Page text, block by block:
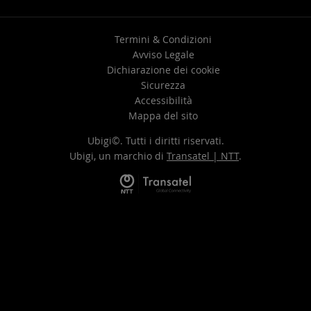
Termini & Condizioni
Avviso Legale
Dichiarazione dei cookie
Sicurezza
Accessibilità
Mappa del sito
Ubigi©. Tutti i diritti riservati.
Ubigi, un marchio di Transatel | NTT.